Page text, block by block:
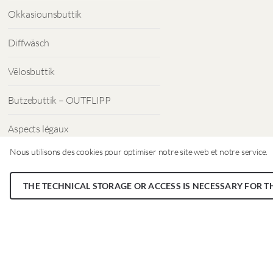
Nous utilisons des cookies pour optimiser notre site web et notre service.
THE TECHNICAL STORAGE OR ACCESS IS NECESSARY FOR
Okkasiounsbuttik
Diffwäsch
Vëlosbuttik
Butzebuttik – OUTFLIPP
Aspects légaux
Protection des données